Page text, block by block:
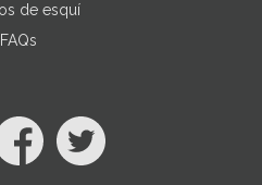
de esquí
FAQs